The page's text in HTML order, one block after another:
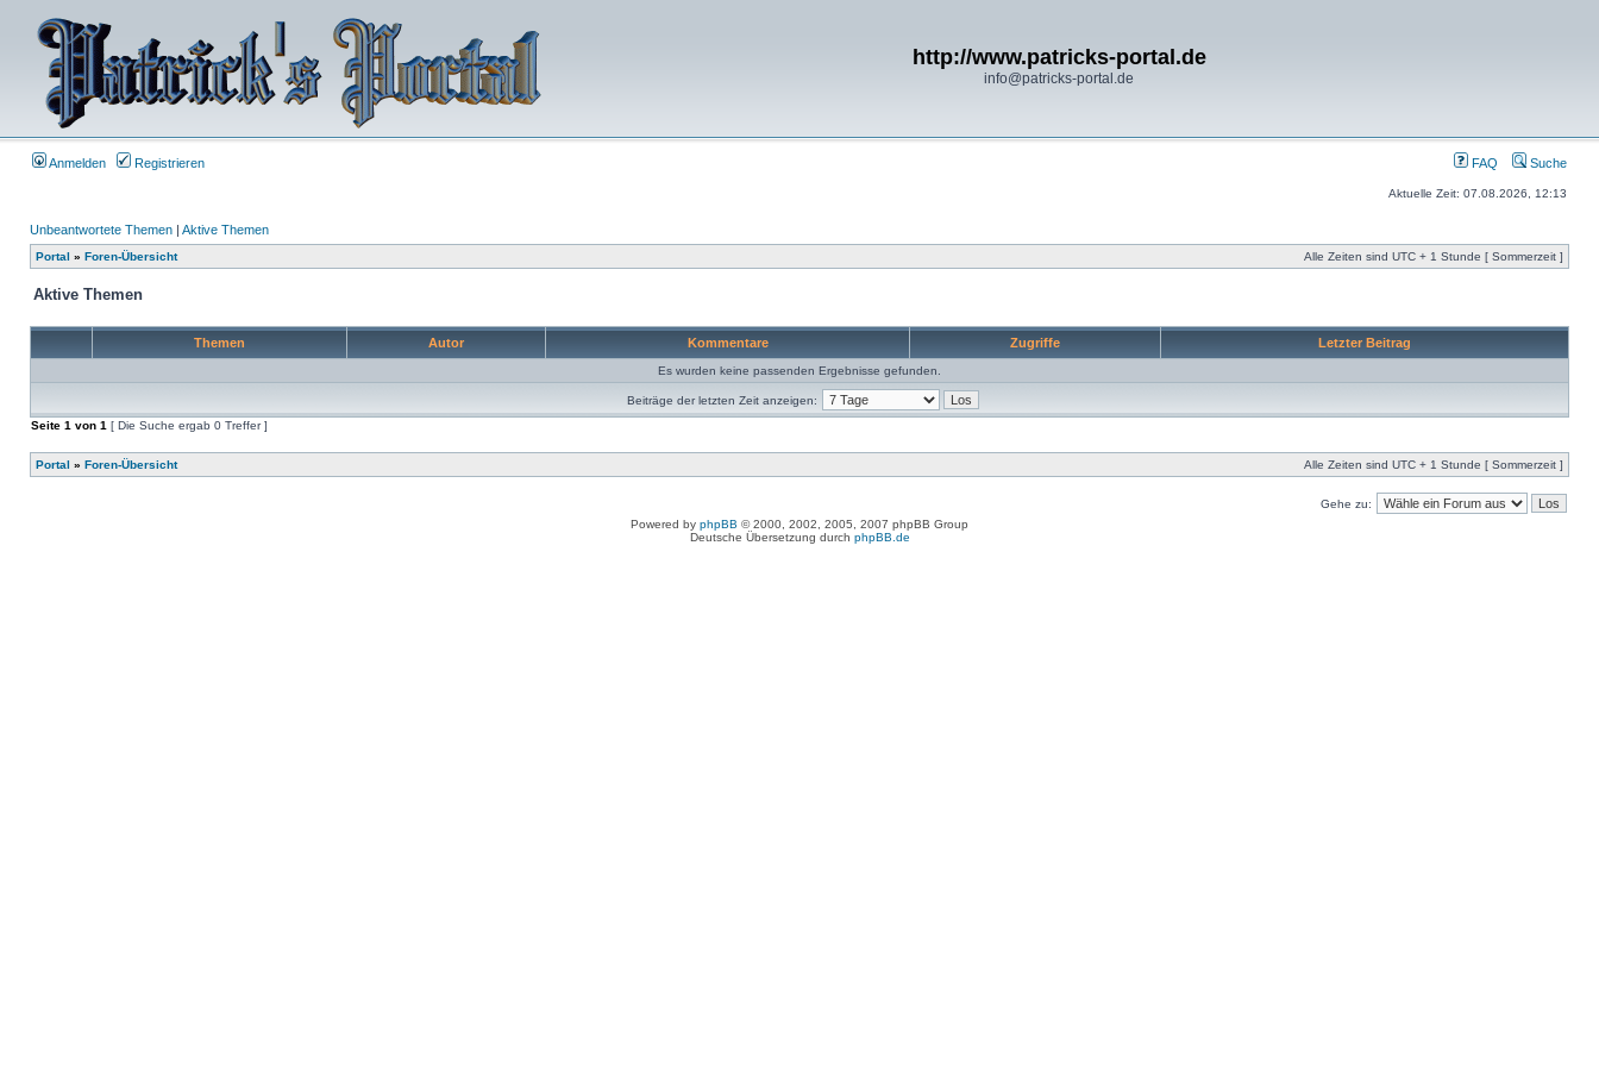
http://www.patricks-portal.de
info@patricks-portal.de
Anmelden Registrieren FAQ Suche
Aktuelle Zeit: 07.08.2026, 12:13
Unbeantwortete Themen | Aktive Themen
Portal » Foren-Übersicht Alle Zeiten sind UTC + 1 Stunde [ Sommerzeit ]
Aktive Themen
Themen Autor Kommentare Zugriffe Letzter Beitrag
Es wurden keine passenden Ergebnisse gefunden.
Beiträge der letzten Zeit anzeigen:
Seite 1 von 1 [ Die Suche ergab 0 Treffer ]
Portal » Foren-Übersicht Alle Zeiten sind UTC + 1 Stunde [ Sommerzeit ]
Gehe zu:
Powered by phpBB © 2000, 2002, 2005, 2007 phpBB Group
Deutsche Übersetzung durch phpBB.de